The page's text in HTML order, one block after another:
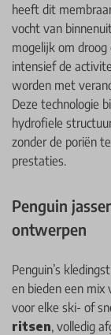
heeft dit
vocht van
mogelijk om
intensief de
worden met
Deze technologie
hydrofiele
zonder de poriën
prestaties.
Penguin
ontwerpen
Penguin’s
en bieden een mix
voor elke ski- of
ritsen, volledig